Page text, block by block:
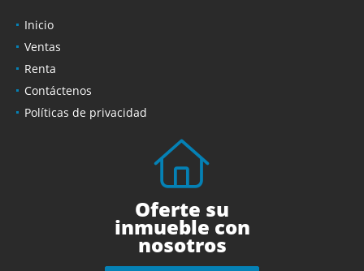
Inicio
Ventas
Renta
Contáctenos
Políticas de privacidad
Oferte su
inmueble con
nosotros